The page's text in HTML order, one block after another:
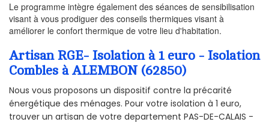
Le programme intègre également des séances de sensibilisation
visant à vous prodiguer des conseils thermiques visant à
améliorer le confort thermique de votre lieu d'habitation.
Artisan RGE- Isolation à 1 euro - Isolation
Combles à ALEMBON (62850)
Nous vous proposons un dispositif contre la précarité
énergétique des ménages. Pour votre isolation à 1 euro,
trouver un artisan de votre departement PAS-DE-CALAIS -